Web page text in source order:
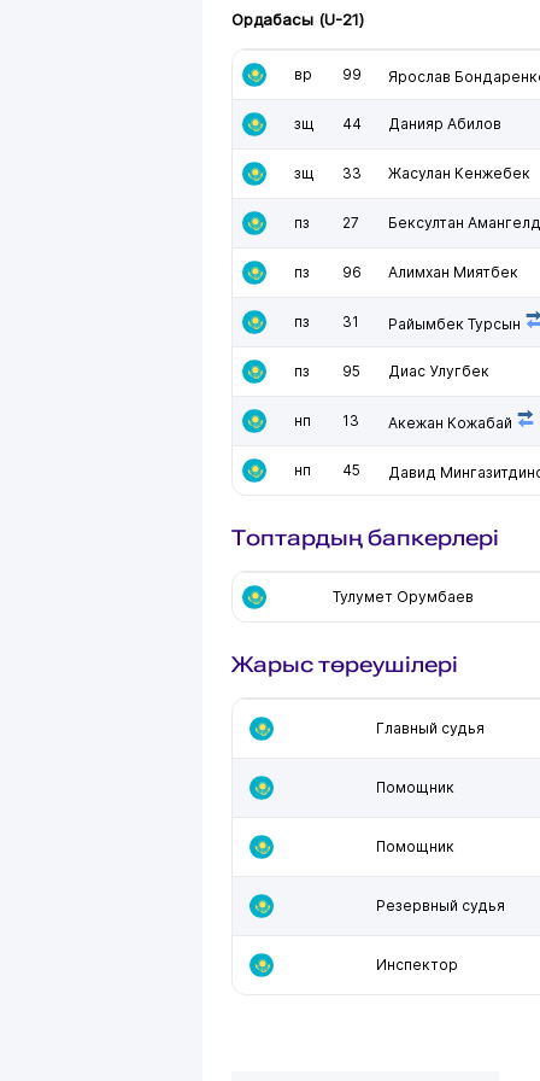
Ордабасы (U-21)
вр 99 Ярослав
зщ 44 Данияр Абилов
зщ 33 Жасулан Кенжебек
пз 27 Бексултан
пз 96 Алимхан Миятбек
пз 31 Райымбек Турсын
пз 95 Диас Улугбек
нп 13 Акежан Кожабай
нп 45 Давид
Топтардың бапкерлері
Тулумет Орумбаев
Жарыс төреушілері
Главный судья
Помощник
Помощник
Резервный судья
Инспектор